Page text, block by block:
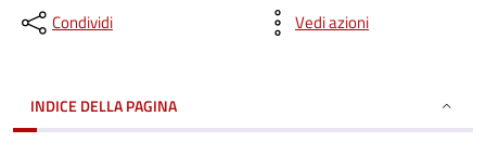
Condividi Vedi azioni
INDICE DELLA PAGINA